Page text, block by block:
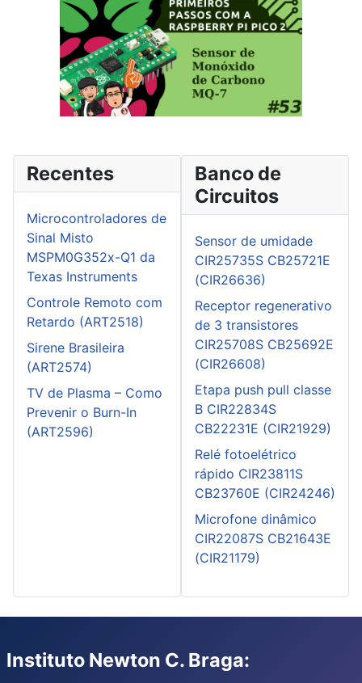
Recentes
Microcontroladores de
Sinal Misto
MSPM0G352x-Q1 da
Texas Instruments
Controle Remoto com
Retardo (ART2518)
Sirene Brasileira
(ART2574)
TV de Plasma – Como
Prevenir o Burn-In
(ART2596)
Banco de
Circuitos
Sensor de umidade
CIR25735S CB25721E
(CIR26636)
Receptor regenerativo
de 3 transistores
CIR25708S CB25692E
(CIR26608)
Etapa push pull classe
B CIR22834S
CB22231E (CIR21929)
Relé fotoelétrico
rápido CIR23811S
CB23760E (CIR24246)
Microfone dinâmico
CIR22087S CB21643E
(CIR21179)
Instituto Newton C. Braga: